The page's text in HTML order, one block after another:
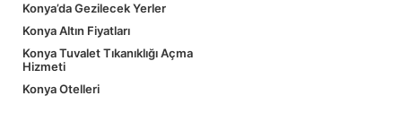
Konya’da Gezilecek Yerler
Konya Altın Fiyatları
Konya Tuvalet Tıkanıklığı Açma
Hizmeti
Konya Otelleri